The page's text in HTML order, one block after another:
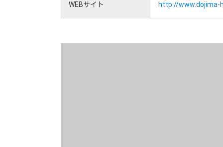
WEBサイト http://www.dojima-